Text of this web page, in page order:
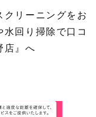
クリーニングをお
回り掃除で口コ
店』へ